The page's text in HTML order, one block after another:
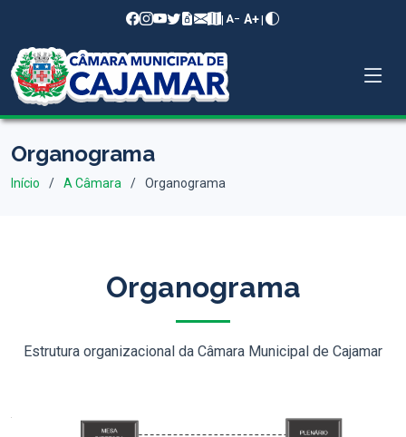
| A− A+|
Organograma
Início A Câmara Organograma
Organograma
Estrutura organizacional da Câmara Municipal de Cajamar